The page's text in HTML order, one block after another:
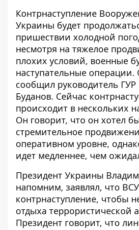
Контрнаступление
Украины будет
пришествии холодной
несмотря на тяжелое
плохих условий, военные
наступательные операции.
сообщил руководитель
Буданов. Сейчас
происходит в нескольких
Он говорит, что он хотел
стремительное
оперативном уровне,
идет медленнее, чем
Президент Украины
напомним, заявлял, что
контрнаступление, чтобы
отдыха террористической
Президент говорит, что